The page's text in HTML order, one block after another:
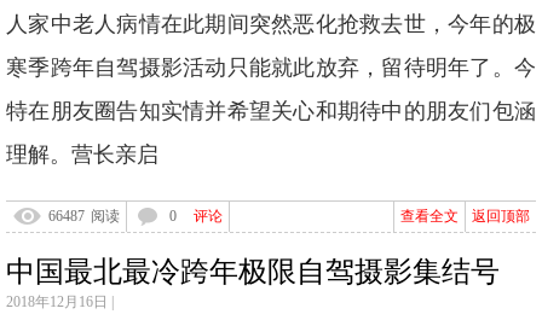
人家中老人病情在此期间突然恶化抢救去世，今年的极
寒季跨年自驾摄影活动只能就此放弃，留待明年了。今
特在朋友圈告知实情并希望关心和期待中的朋友们包涵
理解。营长亲启
66487 阅读 0 评论 返回顶部
查看全文
中国最北最冷跨年极限自驾摄影集结号
2018年12月16日 |